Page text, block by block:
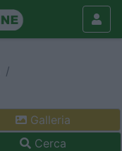
Galleria
Cerca